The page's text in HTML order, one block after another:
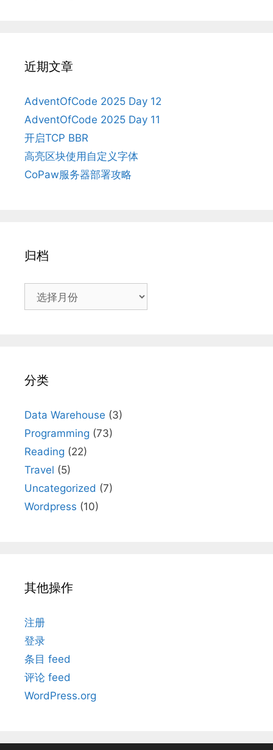
近期文章
AdventOfCode 2025 Day 12
AdventOfCode 2025 Day 11
开启TCP BBR
高亮区块使用自定义字体
CoPaw服务器部署攻略
归档
分类
Data Warehouse (3)
Programming (73)
Reading (22)
Travel (5)
Uncategorized (7)
Wordpress (10)
其他操作
注册
登录
条目 feed
评论 feed
WordPress.org